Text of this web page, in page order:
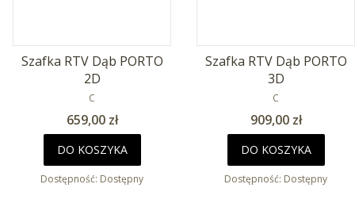
Szafka RTV Dąb PORTO
2D
PRODUCENT
C
Cena
659,00 zł
DO KOSZYKA
Dostępność: Dostępny
Szafka RTV Dąb PORTO
3D
PRODUCENT
C
Cena
909,00 zł
DO KOSZYKA
Dostępność: Dostępny